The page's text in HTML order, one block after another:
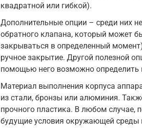
квадратной или гибкой).
Дополнительные опции – среди них
обратного клапана, который может
закрываться в определенный
ручное закрытие. Другой полезной
помощью него возможно
Материал выполнения корпуса
из стали, бронзы или алюминия.
прочного пластика. В любом случае,
будущие условия окружающей среды